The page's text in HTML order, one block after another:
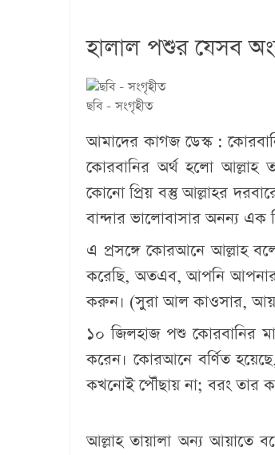
হালাল পশুর যেসব
ছবি - সংগৃহীত
আমাদের কাগজ ডেস্ক :
কোরবানির অর্থ হলো আল্লাহ
কোনো প্রিয় বস্তু আল্লাহর
বান্দার ভালোবাসার অনন্য এক
এ প্রসঙ্গে কোরআনে আল্লাহ
করেছি, অতএব, আপনি আপনার
করুন। (সুরা আল কাওসার,
১০ জিলহাজ পশু কোরবানির
করেন। কোরআনে বর্ণিত
কখনোই পৌঁছায় না; বরং তার
আল্লাহ তায়ালা অন্য আয়াতে